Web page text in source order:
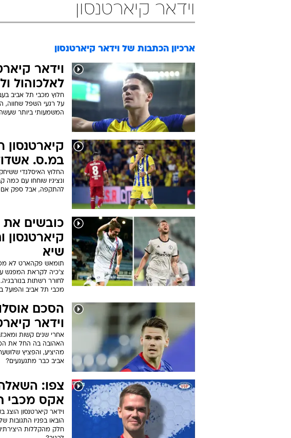
וידאר קיארטנסון
ארכיון הכתבות של וידאר קיארטנסון
וידאר
לאלכוהול
חלוץ מכבי תל אביב
על רגעי השפל שחווה,
המשמעותי ביותר
קיארטנסון
במ.ס.
החלוץ האיסלנדי
ונציגיו שוחחו עם
להתקפה, אבל ספק אם
כובשים את
שיא
תומאש פקהארט לא
צ'כיה לקראת המפגש עם
לחורר רשתות
מכבי תל אביב והפועל
הסכם
וידאר
אחרי שנים קשות
אביב כבר מתגעגעים?
צפו:
אקס מכבי
וידאר קיארטנסון
הובאו בפניו התגובות
חלק מהקללות